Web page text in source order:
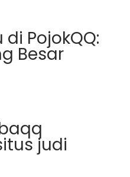
PojokQQ:
Besar
judi